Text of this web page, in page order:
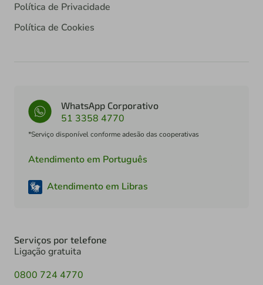
Política de Privacidade
Política de Cookies
WhatsApp Corporativo
51 3358 4770
*Serviço disponível conforme adesão das cooperativas
Atendimento em Português
Atendimento em Libras
Serviços por telefone
Ligação gratuita
0800 724 4770